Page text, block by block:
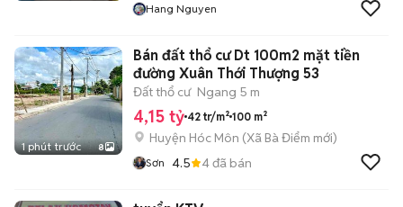
Hang Nguyen
1 phút trước 8
Bán đất thổ cư Dt 100m2 mặt tiền
đường Xuân Thới Thượng 53
Đất thổ cư Ngang 5 m
4,15 tỷ 42 tr/m² 100 m²
Huyện Hóc Môn (Xã Bà Điểm mới)
Sơn 4.5 4đã bán